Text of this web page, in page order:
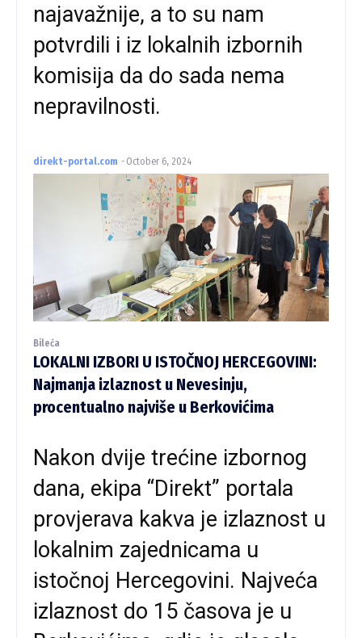
najavažnije, a to su nam
potvrdili i iz lokalnih izbornih
komisija da do sada nema
nepravilnosti.
direkt-portal.com - October 6, 2024
Bileća
LOKALNI IZBORI U ISTOČNOJ HERCEGOVINI:
Najmanja izlaznost u Nevesinju,
procentualno najviše u Berkovićima
Nakon dvije trećine izbornog
dana, ekipa “Direkt” portala
provjerava kakva je izlaznost u
lokalnim zajednicama u
istočnoj Hercegovini. Najveća
izlaznost do 15 časova je u